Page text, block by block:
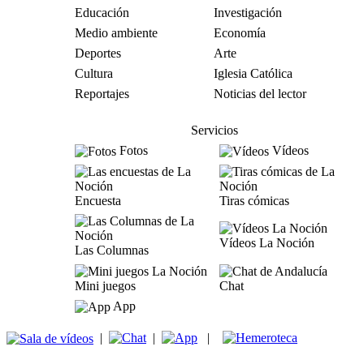
Educación
Investigación
Medio ambiente
Economía
Deportes
Arte
Cultura
Iglesia Católica
Reportajes
Noticias del lector
Servicios
Fotos
Vídeos
Encuesta Tiras cómicas
Las Columnas
Vídeos La Noción
Mini juegos
Chat
App
| | |